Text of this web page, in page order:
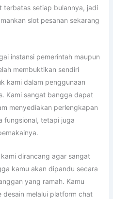
terbatas setiap bulannya, jadi
slot pesanan sekarang
instansi pemerintah maupun
membuktikan sendiri
kami dalam penggunaan
Kami sangat bangga dapat
menyediakan perlengkapan
fungsional, tetapi juga
dirancang agar sangat
kamu akan dipandu secara
yang ramah. Kamu
desain melalui platform chat